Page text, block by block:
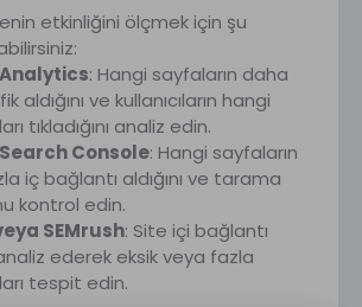
etkinliğini ölçmek için şu
: Hangi sayfaların daha
aldığını ve kullanıcıların hangi
tıkladığını analiz edin.
Console: Hangi sayfaların
iç bağlantı aldığını ve tarama
kontrol edin.
SEMrush: Site içi bağlantı
analiz ederek eksik veya fazla
tespit edin.